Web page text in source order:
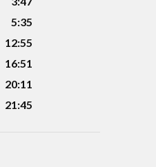
5:35
12:55
16:51
20:11
21:45